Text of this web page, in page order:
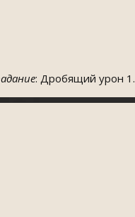
: Дробящий урон 1.